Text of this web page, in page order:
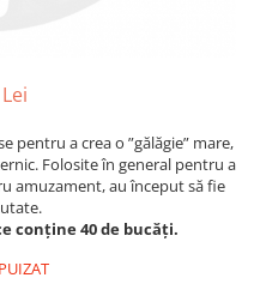
pentru a crea o ”gălăgie” mare,
Folosite în general pentru a
amuzament, au început să fie
conține 40 de bucăți.